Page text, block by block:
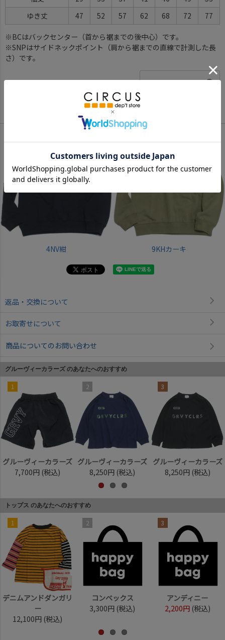
ゆき丈
47 52 57 62 68 72 77
※BCはバックセンター（首から裾までの後中心）です。
※SNPはサイドネックポイント（肩から裾までの直線で計測した長
さ）です。
サイズ詳細について
4NV紺 9KHカーキ
返品・交換について
お取寄せについて
商品についてのお問い合わせ
グルーヴィーカラーズ のあなたへのおすすめ
1
グルーヴィーカラーズ
7,700円 (税込)
2
グルーヴィーカラーズ
8,250円 (税込)
3
グルーヴィーカラーズ
8,250円 (税込)
トップス のあなたへのおすすめ
1
デニムアンドダンガリ
ー
12,100円 (税込)
2
コンベックス
3,300円 (税込)
3
アンディニー
2,200円 (税込)